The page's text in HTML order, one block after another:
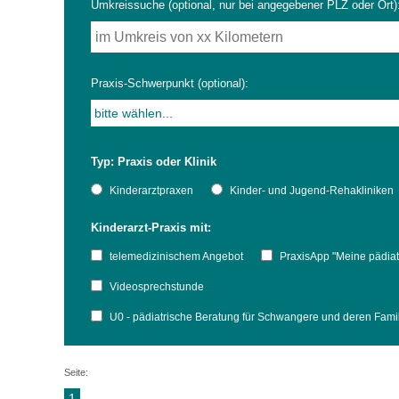
Impfsicherheit
Notdienste
Empfehlungen
Familienzeit
Umkreissuche (optional, nur bei angegebener PLZ oder Ort):
Praxis-Schwerpunkt (optional):
Typ: Praxis oder Klinik
Kinderarztpraxen Kinder- und Jugend-Rehakliniken
Kinderarzt-Praxis mit:
telemedizinischem Angebot PraxisApp "Meine
Videosprechstunde
U0 - pädiatrische Beratung für Schwangere und deren
Seite: